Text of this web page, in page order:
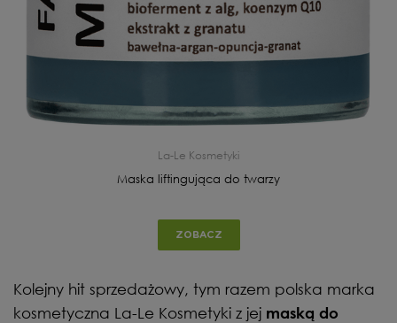
La-Le Kosmetyki
Maska liftingująca do twarzy
ZOBACZ
Kolejny hit sprzedażowy, tym razem polska marka
kosmetyczna La-Le Kosmetyki z jej maską do